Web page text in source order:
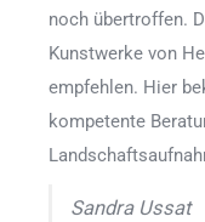
noch übertroffen.
Kunstwerke von
empfehlen. Hier
kompetente
Sandra Ussat